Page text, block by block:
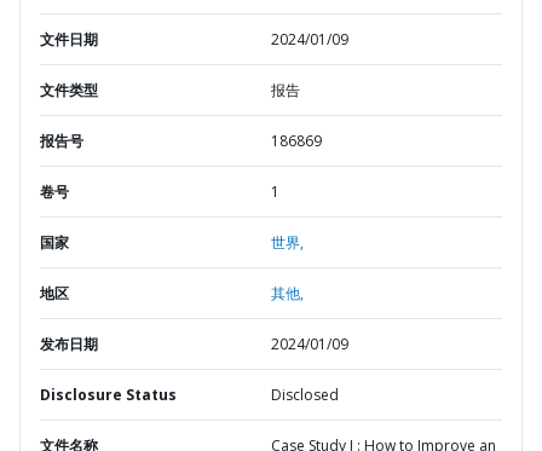
文件日期 2024/01/09
文件类型 报告
报告号 186869
卷号 1
国家 世界,
地区 其他,
发布日期 2024/01/09
Disclosure Status Disclosed
文件名称
Case Study I : How to Improve an